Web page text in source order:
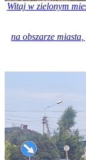
Witaj w zielonym
na obszarze